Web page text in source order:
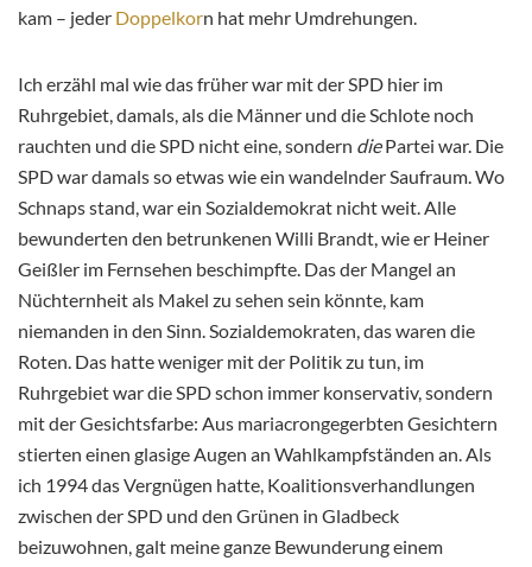
kam – jeder Doppelkorn hat mehr Umdrehungen.
Ich erzähl mal wie das früher war mit der SPD hier im
Ruhrgebiet, damals, als die Männer und die Schlote noch
rauchten und die SPD nicht eine, sondern diePartei war. Die
SPD war damals so etwas wie ein wandelnder Saufraum. Wo
Schnaps stand, war ein Sozialdemokrat nicht weit. Alle
bewunderten den betrunkenen Willi Brandt, wie er Heiner
Geißler im Fernsehen beschimpfte. Das der Mangel an
Nüchternheit als Makel zu sehen sein könnte, kam
niemanden in den Sinn. Sozialdemokraten, das waren die
Roten. Das hatte weniger mit der Politik zu tun, im
Ruhrgebiet war die SPD schon immer konservativ, sondern
mit der Gesichtsfarbe: Aus mariacrongegerbten Gesichtern
stierten einen glasige Augen an Wahlkampfständen an.Als
ich 1994 das Vergnügen hatte, Koalitionsverhandlungen
zwischen der SPD und den Grünen in Gladbeck
beizuwohnen, galt meine ganze Bewunderung einem